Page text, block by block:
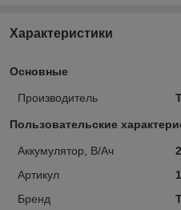
Характеристики
Основные
Производитель
Пользовательские
Аккумулятор, В/Ач
Артикул
Бренд